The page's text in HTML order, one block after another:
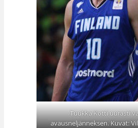
Tuukka Kotti uurasti
avausneljänneksen. Kuvat: